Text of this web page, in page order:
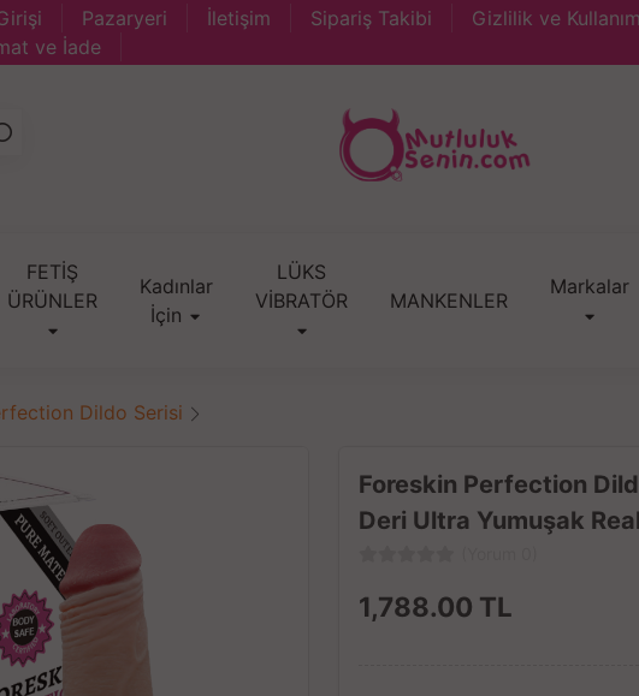
Pazaryeri İletişim Sipariş Takibi Gizlilik ve
ve İade
FETİŞ
ÜRÜNLER
Kadınlar
İçin
LÜKS
VİBRATÖR
MANKENLER
Markalar
Dildo Serisi
Foreskin Perfection
Deri Ultra Yumuşak
1,788.00 TL